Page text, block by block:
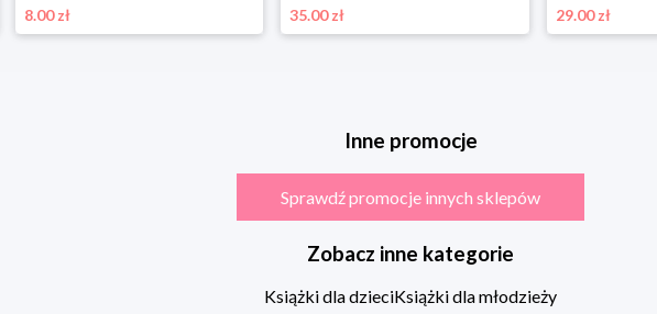
8.00 zł
35.00 zł
29.00 zł
Inne promocje
Sprawdź promocje innych sklepów
Zobacz inne kategorie
Książki dla dzieciKsiążki dla młodzieży